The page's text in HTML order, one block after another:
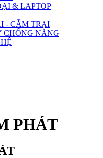
& LAPTOP
- CẮM TRẠI
CHỐNG NẮNG
PHÁT